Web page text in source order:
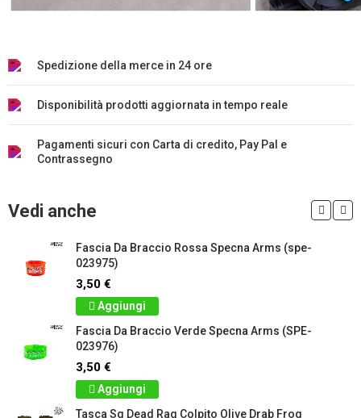
Spedizione della merce in 24 ore
Disponibilità prodotti aggiornata in tempo reale
Pagamenti sicuri con Carta di credito, Pay Pal e
Contrassegno
Vedi anche
Fascia Da Braccio Rossa Specna Arms (spe-
023975)
3,50 €
Aggiungi
Fascia Da Braccio Verde Specna Arms (SPE-
023976)
3,50 €
Aggiungi
Tasca Sg Dead Rag Colpito Olive Drab Frog